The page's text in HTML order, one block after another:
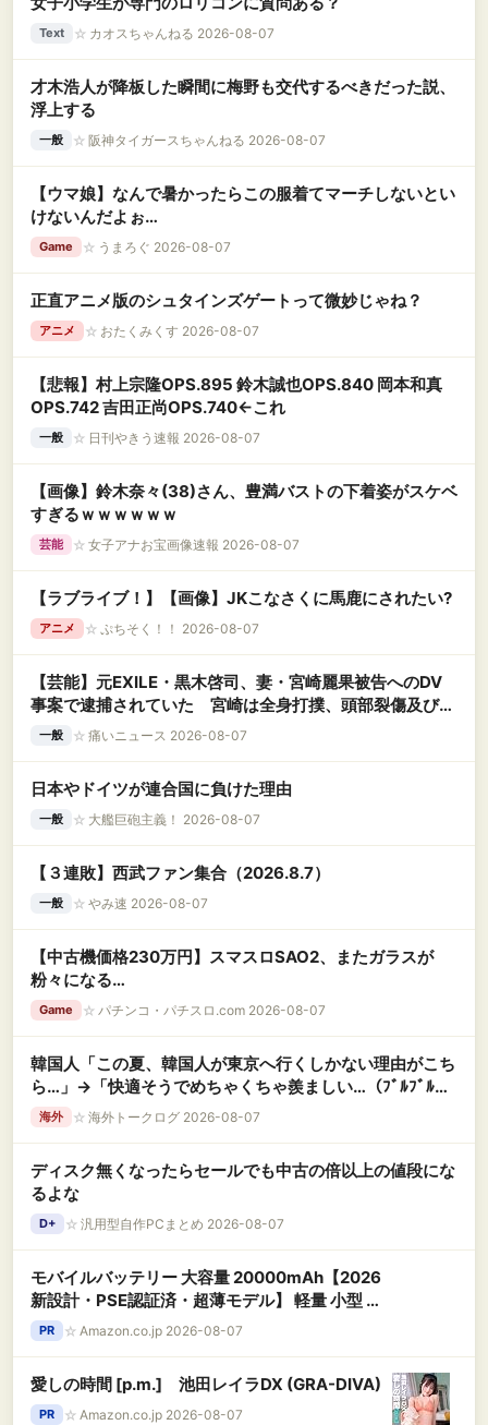
Text ☆ カオスちゃんねる 2026-08-07
才木浩人が降板した瞬間に梅野も交代するべきだった説、
浮上する
一般 ☆ 阪神タイガースちゃんねる 2026-08-07
【ウマ娘】なんで暑かったらこの服着てマーチしないとい
けないんだよぉ…
Game ☆ うまろぐ 2026-08-07
正直アニメ版のシュタインズゲートって微妙じゃね？
アニメ ☆ おたくみくす 2026-08-07
【悲報】村上宗隆OPS.895 鈴木誠也OPS.840 岡本和真
OPS.742 吉田正尚OPS.740←これ
一般 ☆ 日刊やきう速報 2026-08-07
【画像】鈴木奈々(38)さん、豊満バストの下着姿がスケベ
すぎるｗｗｗｗｗｗ
芸能 ☆ 女子アナお宝画像速報 2026-08-07
【ラブライブ！】【画像】JKこなさくに馬鹿にされたい?
アニメ ☆ ぷちそく！！ 2026-08-07
【芸能】元EXILE・黒木啓司、妻・宮崎麗果被告へのDV
事案で逮捕されていた 宮崎は全身打撲、頭部裂傷及び打
撲、頸部損傷の怪我
一般 ☆ 痛いニュース 2026-08-07
日本やドイツが連合国に負けた理由
一般 ☆ 大艦巨砲主義！ 2026-08-07
【３連敗】西武ファン集合（2026.8.7）
一般 ☆ やみ速 2026-08-07
【中古機価格230万円】スマスロSAO2、またガラスが
粉々になる…
Game ☆ パチンコ・パチスロ.com 2026-08-07
韓国人「この夏、韓国人が東京へ行くしかない理由がこち
ら…」→「快適そうでめちゃくちゃ羨ましい…（ﾌﾞﾙﾌﾞﾙ」
＝韓国の反応
海外 ☆ 海外トークログ 2026-08-07
ディスク無くなったらセールでも中古の倍以上の値段にな
るよな
D+ ☆ 汎用型自作PCまとめ 2026-08-07
モバイルバッテリー 大容量 20000mAh【2026
新設計・PSE認証済・超薄モデル】 軽量 小型 急
速充電 スマホ充電器 4台同時充電
22.5W/PD20W高出力Type-C入出力兼用 LED残
器対応 旅行/出張/停電/地震/防災グッズ 日本語取
扱説明書
PR ☆ Amazon.co.jp 2026-08-07
愛しの時間 [p.m.] 池田レイラDX (GRA-DIVA)
PR ☆ Amazon.co.jp 2026-08-07